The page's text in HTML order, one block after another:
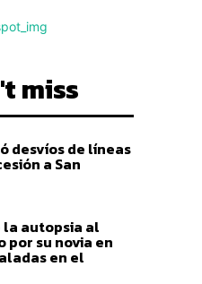
miss
desvíos de líneas
a San
autopsia al
por su novia en
en el